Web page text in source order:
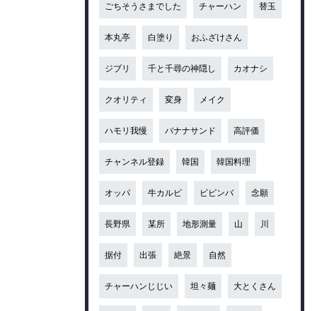
ごちそうさまでした チャーハン 替玉
本丸亭 白塗り おふざけさん
ジブリ 千と千尋の神隠し カオナシ
クオリティ 変身 メイク
ハモリ我慢 バナナサンド 高評価
チャンネル登録 韓国 韓国料理
オッパ 牛カルビ ビビンバ 念願
長野県 某所 地形測量 山 川
据付 出張 絶景 自然
チャーハンじじい 坦々麺 大とくさん